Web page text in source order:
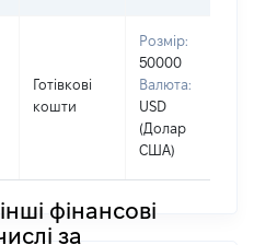
Готівкові
кошти
Розмір:
50000
Валюта:
USD
(Долар
США)
фінансові
за